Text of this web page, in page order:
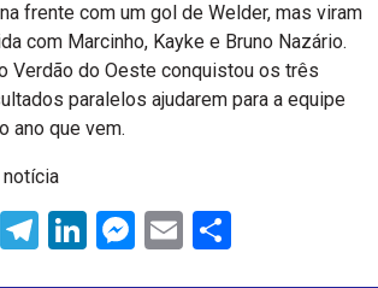
frente com um gol de Welder, mas viram
com Marcinho, Kayke e Bruno Nazário.
Verdão do Oeste conquistou os três
paralelos ajudarem para a equipe
ano que vem.
WhatsApp
Telegram
LinkedIn
Messenger
Email